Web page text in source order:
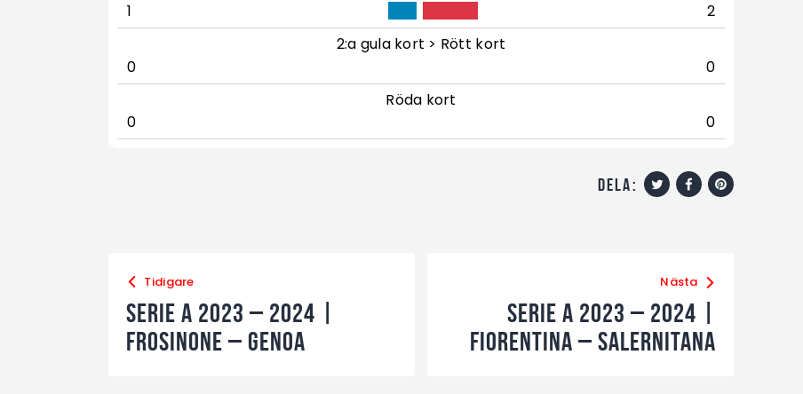
1
2
2:a gula kort > Rött kort
0
0
Röda kort
0
0
dela:
Tidigare
Serie A 2023 – 2024 |
Frosinone – Genoa
Nästa
Serie A 2023 – 2024 |
Fiorentina – Salernitana